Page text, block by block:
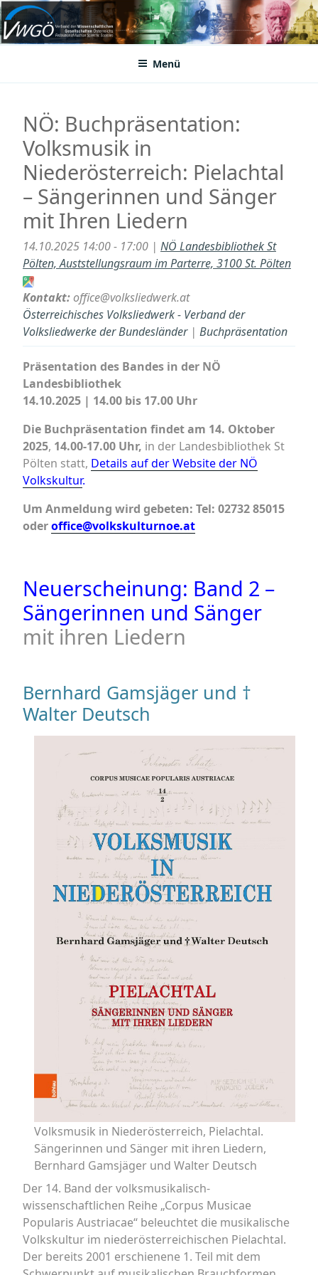
Zum
Inhalt
springenVWGÖ
Federation of Austrian Scientific Societies
Menü
NÖ: Buchpräsentation:
Volksmusik in
Niederösterreich: Pielachtal
– Sängerinnen und Sänger
mit Ihren Liedern
14.10.2025 14:00 - 17:00 | NÖ Landesbibliothek St
Pölten, Auststellungsraum im Parterre, 3100 St. Pölten
Kontakt:office@volksliedwerk.at
Österreichisches Volksliedwerk - Verband der
Volksliedwerke der Bundesländer| Buchpräsentation
Präsentation des Bandes in der NÖ
Landesbibliothek
14.10.2025 | 14.00 bis 17.00 Uhr
Die Buchpräsentation findet am 14. Oktober
2025, 14.00-17.00 Uhr, in der Landesbibliothek St
Pölten statt, Details auf der Website der NÖ
Volkskultur.
Um Anmeldung wird gebeten: Tel: 02732 85015
oderoffice@volkskulturnoe.at
Neuerscheinung: Band 2 –
Sängerinnen und Sänger
mit ihren Liedern
Bernhard Gamsjäger und †
Walter Deutsch
Volksmusik in Niederösterreich, Pielachtal.
Sängerinnen und Sänger mit ihren Liedern,
Bernhard Gamsjäger und Walter Deutsch
Der 14. Band der volksmusikalisch-
wissenschaftlichen Reihe „Corpus Musicae
Popularis Austriacae“ beleuchtet die musikalische
Volkskultur im niederösterreichischen Pielachtal.
Der bereits 2001 erschienene 1. Teil mit dem